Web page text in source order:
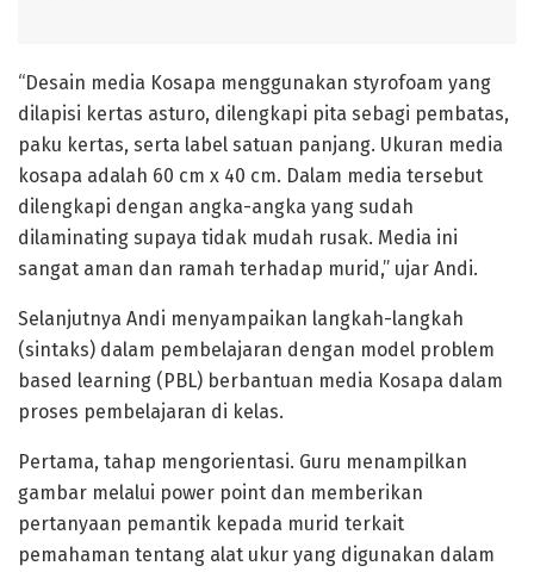
“Desain media Kosapa menggunakan styrofoam yang
dilapisi kertas asturo, dilengkapi pita sebagi pembatas,
paku kertas, serta label satuan panjang. Ukuran media
kosapa adalah 60 cm x 40 cm. Dalam media tersebut
dilengkapi dengan angka-angka yang sudah
dilaminating supaya tidak mudah rusak. Media ini
sangat aman dan ramah terhadap murid,” ujar Andi.
Selanjutnya Andi menyampaikan langkah-langkah
(sintaks) dalam pembelajaran dengan model problem
based learning (PBL) berbantuan media Kosapa dalam
proses pembelajaran di kelas.
Pertama, tahap mengorientasi. Guru menampilkan
gambar melalui power point dan memberikan
pertanyaan pemantik kepada murid terkait
pemahaman tentang alat ukur yang digunakan dalam